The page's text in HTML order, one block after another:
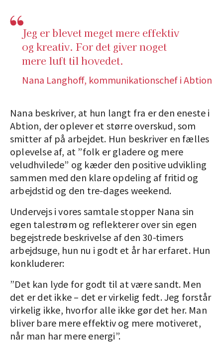
Jeg er blevet meget mere effektiv
og kreativ. For det giver noget
mere luft til hovedet.
Nana Langhoff, kommunikationschef i Abtion
Nana beskriver, at hun langt fra er den eneste i
Abtion, der oplever et større overskud, som
smitter af på arbejdet. Hun beskriver en fælles
oplevelse af, at ”folk er gladere og mere
veludhvilede” og kæder den positive udvikling
sammen med den klare opdeling af fritid og
arbejdstid og den tre-dages weekend.
Undervejs i vores samtale stopper Nana sin
egen talestrøm og reflekterer over sin egen
begejstrede beskrivelse af den 30-timers
arbejdsuge, hun nu i godt et år har erfaret. Hun
konkluderer:
”Det kan lyde for godt til at være sandt. Men
det er det ikke – det er virkelig fedt. Jeg forstår
virkelig ikke, hvorfor alle ikke gør det her. Man
bliver bare mere effektiv og mere motiveret,
når man har mere energi”.